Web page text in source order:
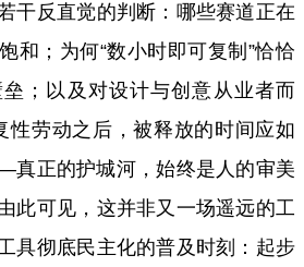
干反直觉的判断：哪些赛道正在
和；为何“数小时即可复制”恰恰
；以及对设计与创意从业者而
性劳动之后，被释放的时间应如
正的护城河，始终是人的审美
此可见，这并非又一场遥远的工
具彻底民主化的普及时刻：起步